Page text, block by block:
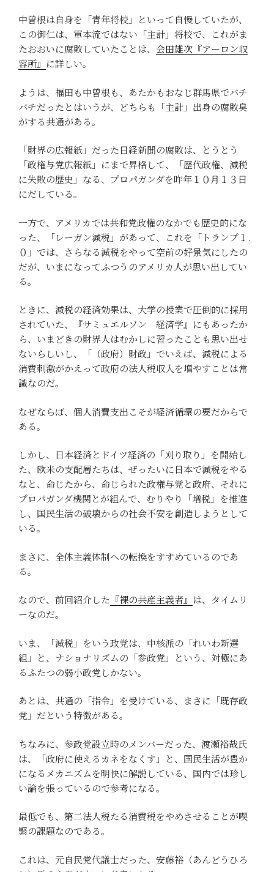
中曽根は自身を「青年将校」といって自慢していたが、
この御仁は、軍本流ではない「主計」将校で、これがま
たおおいに腐敗していたことは、 会田雄次『アーロン収
容所』 に詳しい。
ようは、福田も中曽根も、あたかもおなじ群馬県でバチ
バチだったとはいうが、どちらも「主計」出身の腐敗臭
がする共通がある。
「財界の広報紙」だった日経新聞の腐敗は、とうとう
「政権与党広報紙」にまで昇格して、「歴代政権、減税
に失敗の歴史」なる、プロパガンダを昨年１０月１３日
にだしている。
一方で、アメリカでは共和党政権のなかでも歴史的にな
った、「レーガン減税」があって、これを「トランプ１.
０」では、さらなる減税をやって空前の好景気にしたの
だが、いまになってふつうのアメリカ人が思い出してい
る。
ときに、減税の経済効果は、大学の授業で圧倒的に採用
されていた、『サミュエルソン 経済学』にもあったか
ら、いまどきの財界人はむかしに習ったことも思い出せ
ないらしいし、「（政府）財政」でいえば、減税による
消費刺激がかえって政府の法人税収入を増やすことは常
識なのだ。
なぜならば、個人消費支出こそが経済循環の要だからで
ある。
しかし、日本経済とドイツ経済の「刈り取り」を開始し
た、欧米の支配層たちは、ぜったいに日本で減税をやる
なと、命じたから、命じられた政権与党と政府、それに
プロパガンダ機関とが組んで、むりやり「増税」を推進
し、国民生活の破壊からの社会不安を創造しようとして
いる。
まさに、全体主義体制への転換をすすめているのであ
る。
なので、前回紹介した 『裸の共産主義者』 は、タイムリ
ーなのだ。
いま、「減税」をいう政党は、中核派の「れいわ新選
組」と、ナショナリズムの「参政党」という、対極にあ
るふたつの弱小政党しかない。
あとは、共通の「指令」を受けている、まさに「既存政
党」だという特徴がある。
ちなみに、参政党設立時のメンバーだった、渡瀬裕哉氏
は、「政府に使えるカネをなくす」と、国民生活が豊か
になるメカニズムを明快に解説している、国内では珍し
い論を張っているので参考になる。
最低でも、第二法人税たる消費税をやめさせることが喫
緊の課題なのである。
これは、元自民党代議士だった、安藤裕（あんどうひろ